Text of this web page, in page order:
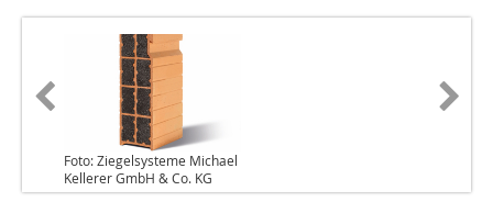
Foto: Ziegelsysteme Michael
Kellerer GmbH & Co. KG